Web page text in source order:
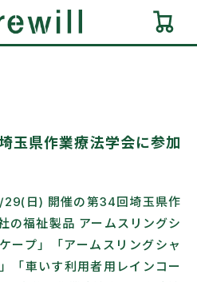
ー
ト
玉県作業療法学会に参加
日) 開催の第34回埼玉県作
の福祉製品 アームスリングシ
ープ」「アームスリングシャ
「車いす利用者用レインコー